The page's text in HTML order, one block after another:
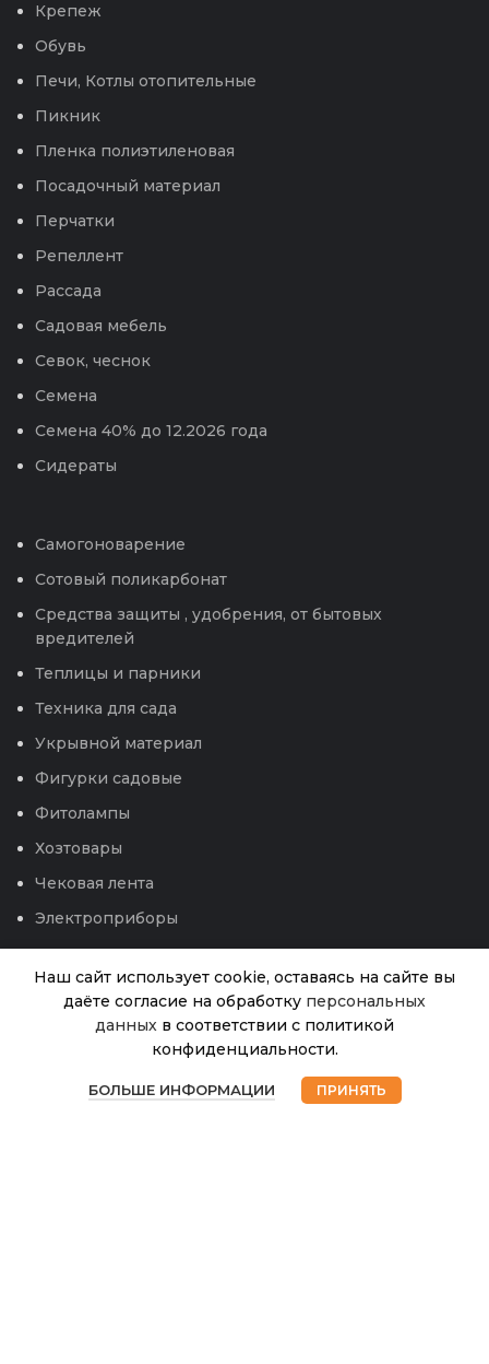
Крепеж
Обувь
Печи, Котлы отопительные
Пикник
Пленка полиэтиленовая
Посадочный материал
Перчатки
Репеллент
Рассада
Садовая мебель
Севок, чеснок
Семена
Семена 40% до 12.2026 года
Сидераты
Самогоноварение
Сотовый поликарбонат
Средства защиты , удобрения, от бытовых
вредителей
Теплицы и парники
Техника для сада
Укрывной материал
Фигурки садовые
Фитолампы
Хозтовары
Чековая лента
Электроприборы
Наш сайт использует cookie, оставаясь на сайте вы
даёте согласие на обработку персональных
данных в соответствии с политикой
конфиденциальности.
БОЛЬШЕ ИНФОРМАЦИИ ПРИНЯТЬ
Пластины
Комарофф
Бережно
поперечные
б/зап
35.00 ₽
наличии
Магазин Избранное Корзина Мой аккаунт